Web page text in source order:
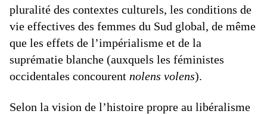
pluralité des contextes culturels, les conditions de
vie effectives des femmes du Sud global, de même
que les effets de l’impérialisme et de la
suprématie blanche (auxquels les féministes
occidentales concourent nolens volens).
Selon la vision de l’histoire propre au libéralisme